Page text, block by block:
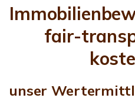
fair-
unser